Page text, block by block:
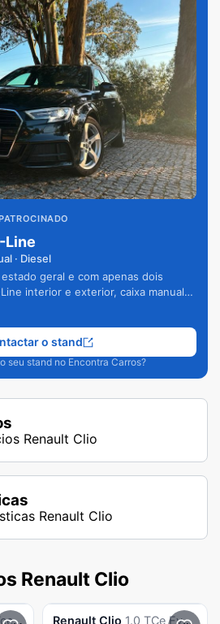
Line
· Diesel
geral e com apenas dois
interior e exterior, caixa manual
seu stand no Encontra Carros?
o stand
Renault Clio
Renault Clio
Renault Clio
Renault Clio 1.0 TCe Evolution